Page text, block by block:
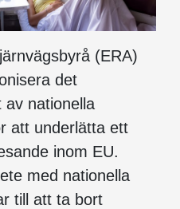
(ERA)
det
av nationella
att underlätta ett
inom EU.
med nationella
till att ta bort